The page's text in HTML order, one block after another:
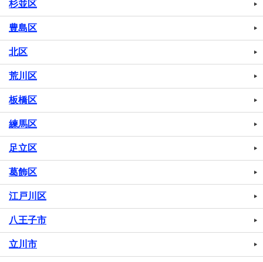
杉並区
豊島区
北区
荒川区
板橋区
練馬区
足立区
葛飾区
江戸川区
八王子市
立川市